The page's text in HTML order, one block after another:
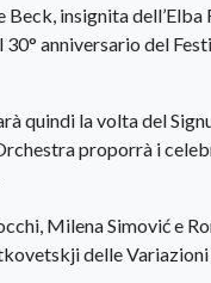
insignita
anniversario del
quindi la volta del
proporrà i
Milena Simović e
delle